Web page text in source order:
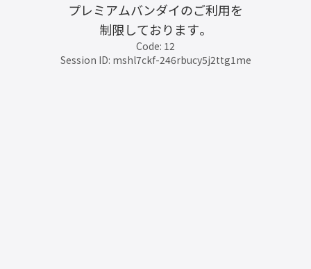
プレミアムバンダイのご利用を
制限しております。
Code: 12
Session ID: mshl7ckf-246rbucy5j2ttg1me